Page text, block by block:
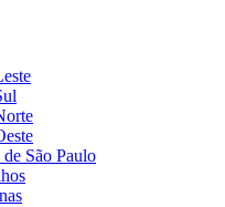
São Paulo